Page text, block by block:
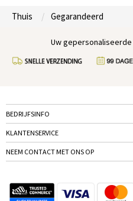
Thuis Gegarandeerd
Uw
BEDRIJFSINFO
KLANTENSERVICE
NEEM CONTACT MET ONS OP